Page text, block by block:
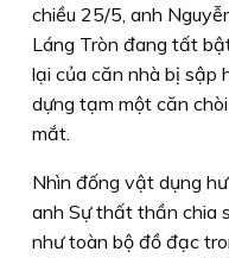
chiều 25/5, anh
Láng Tròn đang tất
lại của căn nhà bị sập
dựng tạm một căn
mắt.
Nhìn đống vật dụng
anh Sự thất thần chia
như toàn bộ đồ đạc